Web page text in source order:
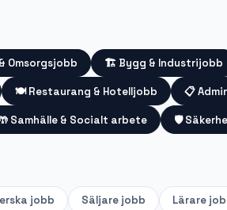
Omsorgsjobb 🏗️ Bygg & Industrijobb
🍽️ Restaurang & Hotelljobb 📋
Samhälle & Socialt arbete 🛡️
jobb Säljare jobb Lärare